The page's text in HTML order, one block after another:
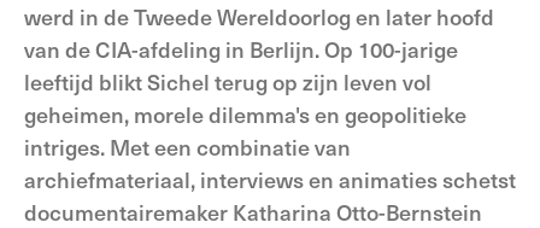
werd in de Tweede Wereldoorlog en later hoofd
van de CIA-afdeling in Berlijn. Op 100-jarige
leeftijd blikt Sichel terug op zijn leven vol
geheimen, morele dilemma's en geopolitieke
intriges. Met een combinatie van
archiefmateriaal, interviews en animaties schetst
documentairemaker Katharina Otto-Bernstein